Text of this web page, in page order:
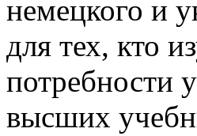
немецкого и
для тех, кто
потребности
высших